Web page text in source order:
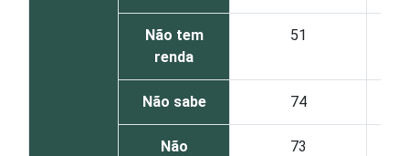
Não tem
renda
51
Não sabe 74
Não
73